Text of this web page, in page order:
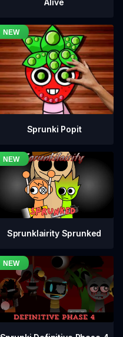
Alive
Sprunki Popit
Sprunklairity Sprunked